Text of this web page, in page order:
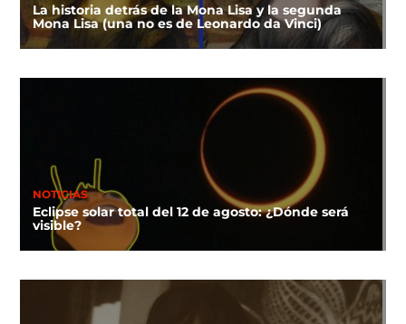
La historia detrás de la Mona Lisa y la segunda
Mona Lisa (una no es de Leonardo da Vinci)
NOTICIAS
Eclipse solar total del 12 de agosto: ¿Dónde será
visible?